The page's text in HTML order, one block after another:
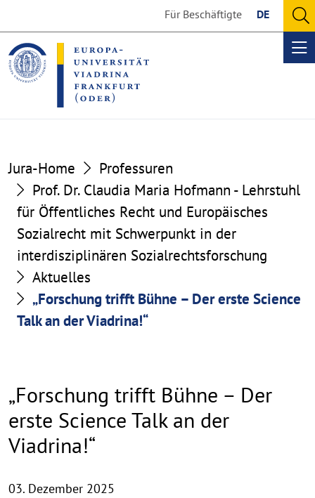
the
content
section
the
footer
section
Für Beschäftigte DE
Jura-Home
Professuren
Prof. Dr. Claudia Maria Hofmann - Lehrstuhl
für Öffentliches Recht und Europäisches
Sozialrecht mit Schwerpunkt in der
interdisziplinären Sozialrechtsforschung
Aktuelles
„Forschung trifft Bühne – Der erste Science
Talk an der Viadrina!“
„Forschung trifft Bühne – Der
erste Science Talk an der
Viadrina!“
03. Dezember 2025